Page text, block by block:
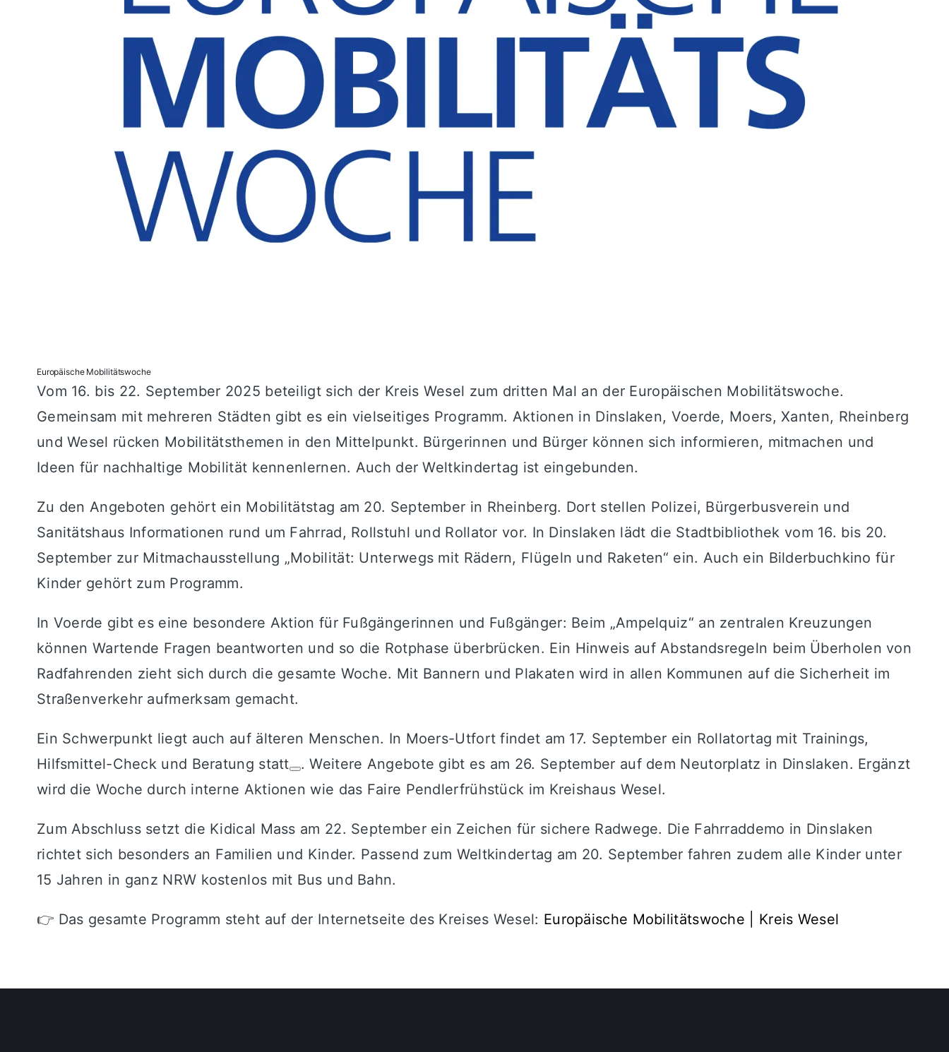
Europäische Mobilitätswoche
Vom 16. bis 22. September 2025 beteiligt sich der Kreis Wesel zum dritten Mal an der Europäischen Mobilitätswoche.
Gemeinsam mit mehreren Städten gibt es ein vielseitiges Programm. Aktionen in Dinslaken, Voerde, Moers, Xanten, Rheinberg
und Wesel rücken Mobilitätsthemen in den Mittelpunkt. Bürgerinnen und Bürger können sich informieren, mitmachen und
Ideen für nachhaltige Mobilität kennenlernen. Auch der Weltkindertag ist eingebunden.
Zu den Angeboten gehört ein Mobilitätstag am 20. September in Rheinberg. Dort stellen Polizei, Bürgerbusverein und
Sanitätshaus Informationen rund um Fahrrad, Rollstuhl und Rollator vor. In Dinslaken lädt die Stadtbibliothek vom 16. bis 20.
September zur Mitmachausstellung „Mobilität: Unterwegs mit Rädern, Flügeln und Raketen“ ein. Auch ein Bilderbuchkino für
Kinder gehört zum Programm.
In Voerde gibt es eine besondere Aktion für Fußgängerinnen und Fußgänger: Beim „Ampelquiz“ an zentralen Kreuzungen
können Wartende Fragen beantworten und so die Rotphase überbrücken. Ein Hinweis auf Abstandsregeln beim Überholen von
Radfahrenden zieht sich durch die gesamte Woche. Mit Bannern und Plakaten wird in allen Kommunen auf die Sicherheit im
Straßenverkehr aufmerksam gemacht.
Ein Schwerpunkt liegt auch auf älteren Menschen. In Moers-Utfort findet am 17. September ein Rollatortag mit Trainings,
Hilfsmittel-Check und Beratung statt
. Weitere Angebote gibt es am 26. September auf dem Neutorplatz in Dinslaken. Ergänzt
wird die Woche durch interne Aktionen wie das Faire Pendlerfrühstück im Kreishaus Wesel.
Zum Abschluss setzt die Kidical Mass am 22. September ein Zeichen für sichere Radwege. Die Fahrraddemo in Dinslaken
richtet sich besonders an Familien und Kinder. Passend zum Weltkindertag am 20. September fahren zudem alle Kinder unter
15 Jahren in ganz NRW kostenlos mit Bus und Bahn.
👉 Das gesamte Programm steht auf der Internetseite des Kreises Wesel: Europäische Mobilitätswoche | Kreis Wesel